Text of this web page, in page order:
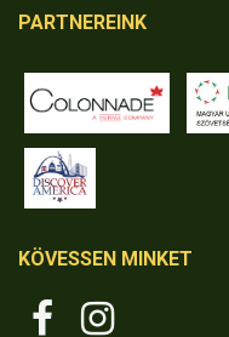
PARTNEREINK
KÖVESSEN MINKET